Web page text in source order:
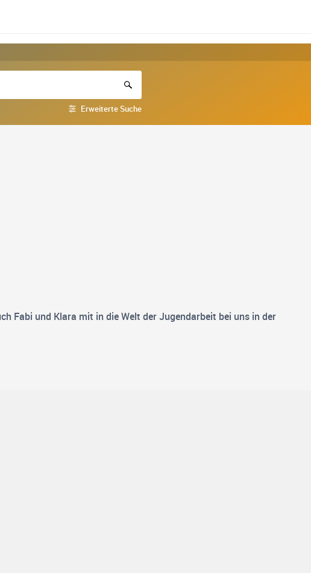
Erweiterte Suche
Fabi und Klara mit in die Welt der Jugendarbeit bei uns in der